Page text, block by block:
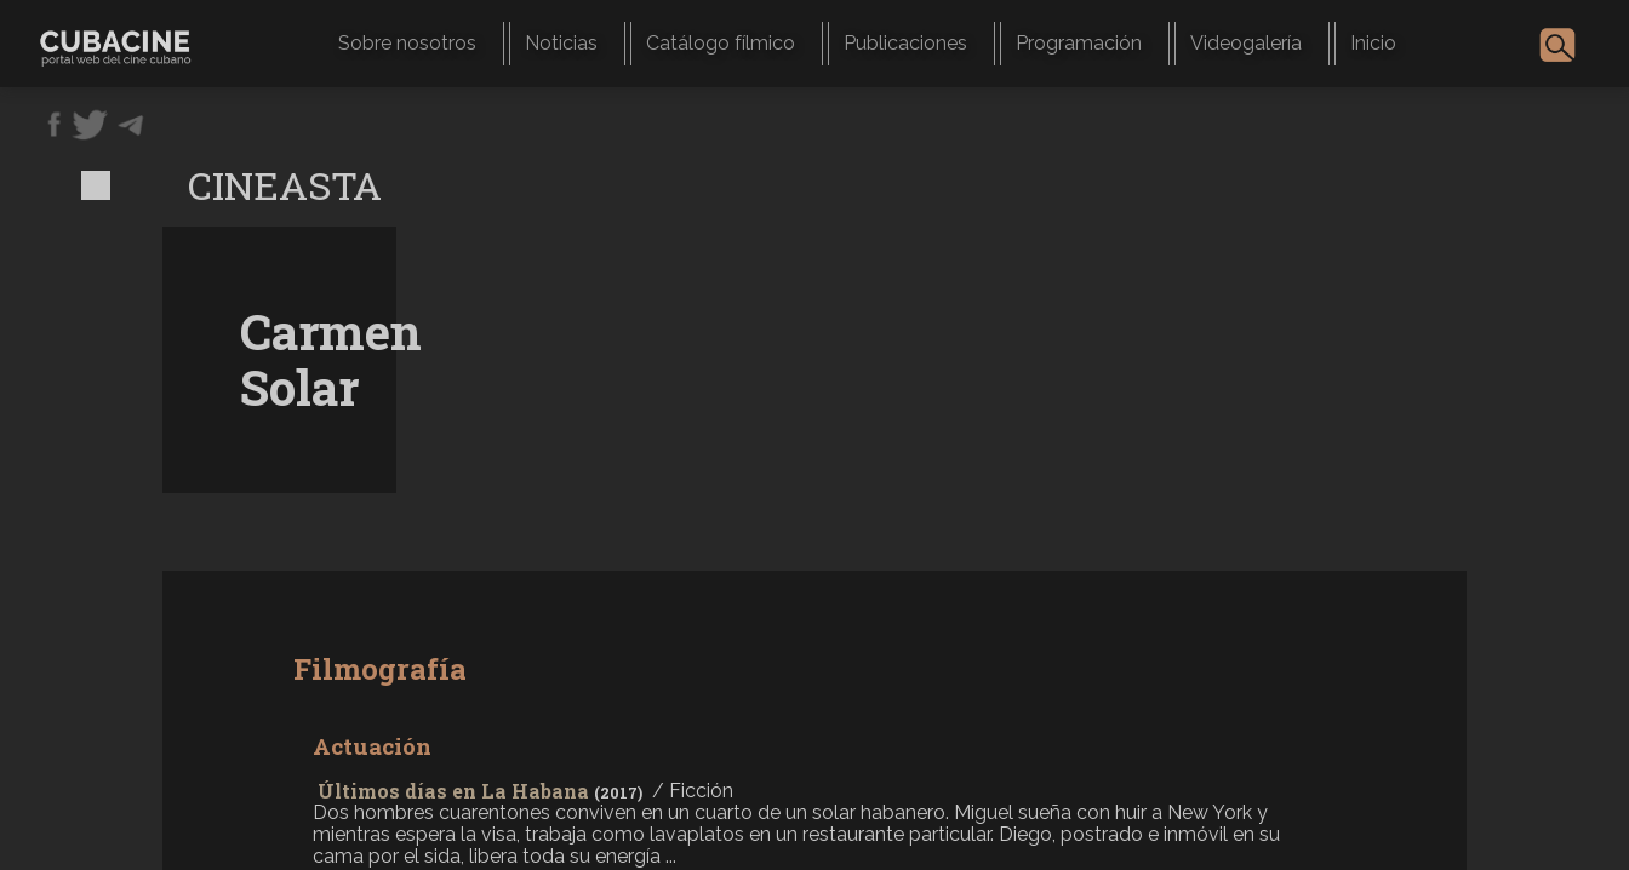
contenido
Navegación
Sobre nosotros Noticias Catálogo fílmico Publicaciones Programación Videogalería Inicio
CINEASTA
Carmen
Solar
Filmografía
Actuación
Últimos días en La Habana (2017) / Ficción
Dos hombres cuarentones conviven en un cuarto de un solar habanero. Miguel sueña con huir a New York y
mientras espera la visa, trabaja como lavaplatos en un restaurante particular. Diego, postrado e inmóvil en su
cama por el sida, libera toda su energía ...